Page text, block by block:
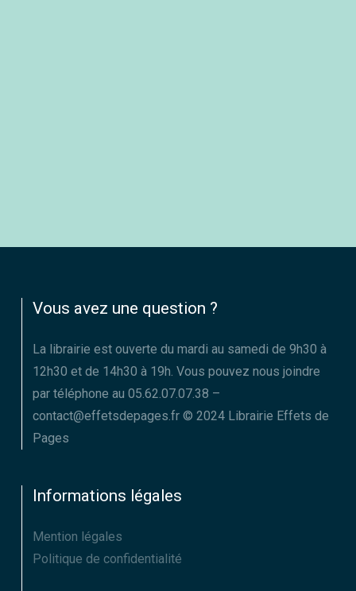
Vous avez une question ?
La librairie est ouverte du mardi au samedi de 9h30 à
12h30 et de 14h30 à 19h. Vous pouvez nous joindre
par téléphone au 05.62.07.07.38 –
contact@effetsdepages.fr © 2024 Librairie Effets de
Pages
Informations légales
Mention légales
Politique de confidentialité